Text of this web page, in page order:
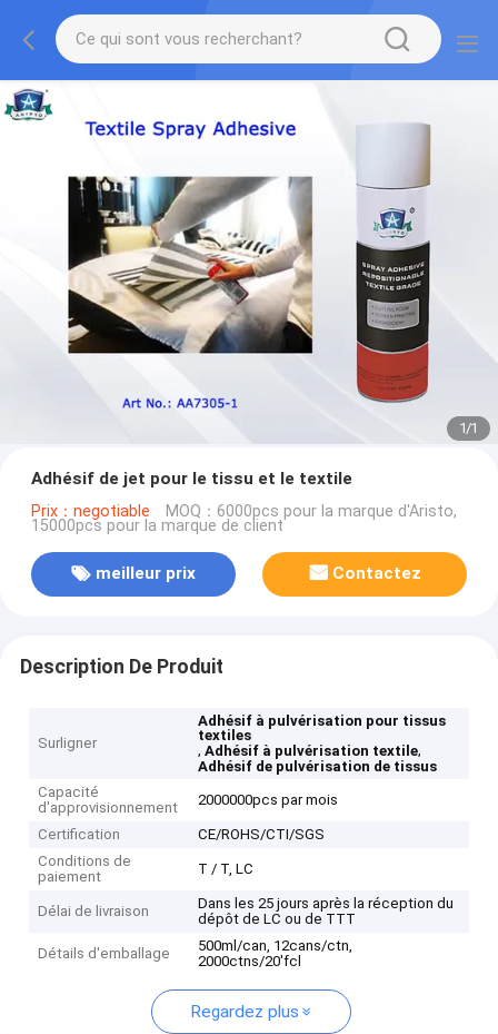
1/1
Adhésif de jet pour le tissu et le textile
Prix：negotiable MOQ：6000pcs pour la marque d'Aristo,
15000pcs pour la marque de client
meilleur prix Contactez
Description De Produit
Surligner
Adhésif à pulvérisation pour tissus
textiles
,Adhésif à pulvérisation textile,
Adhésif de pulvérisation de tissus
Capacité
d'approvisionnement
2000000pcs par mois
Certification
CE/ROHS/CTI/SGS
Conditions de
paiement
T / T, LC
Délai de livraison
Dans les 25 jours après la réception du
dépôt de LC ou de TTT
Détails d'emballage
500ml/can, 12cans/ctn,
2000ctns/20'fcl
Regardez plus